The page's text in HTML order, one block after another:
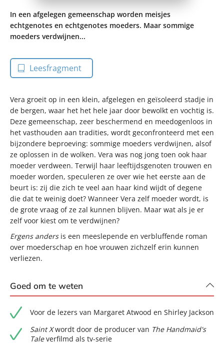
In een afgelegen gemeenschap worden meisjes
echtgenotes en echtgenotes moeders. Maar sommige
moeders verdwijnen...
Leesfragment
Vera groeit op in een klein, afgelegen en geïsoleerd stadje in
de bergen, waar het het hele jaar door bewolkt en vochtig is.
Deze gemeenschap, zeer beschermend en meedogenloos in
het vasthouden aan tradities, wordt geconfronteerd met een
bijzondere beproeving: sommige moeders verdwijnen, alsof
ze oplossen in de wolken. Vera was nog jong toen ook haar
moeder verdween. Terwijl haar leeftijdsgenoten trouwen en
moeder worden, speculeren ze over wie het eerste aan de
beurt is: zij die zich te veel aan haar kind wijdt of degene
die dat te weinig doet? Wanneer Vera zelf moeder wordt, is
de grote vraag of ze zal kunnen blijven. Maar wat als je er
zelf voor kiest om te verdwijnen?
Ergens andersis een meeslepende en verbluffende roman
over moederschap en hoe vrouwen zichzelf erin kunnen
verliezen.
Goed om te weten
Voor de lezers van Margaret Atwood en Shirley Jackson
Saint Xwordt door de producer van The Handmaid's
Taleverfilmd als tv-serie